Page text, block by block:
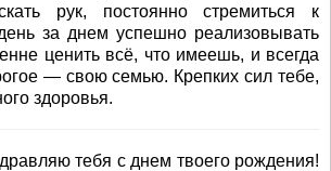
рук, постоянно стремиться к
за днем успешно реализовывать
ценить всё, что имеешь, и всегда
— свою семью. Крепких сил тебе,
здоровья.
тебя с днем твоего рождения!